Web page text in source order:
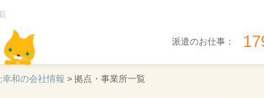
派遣のお仕事：
幸和の会社情報 > 拠点・事業所一覧